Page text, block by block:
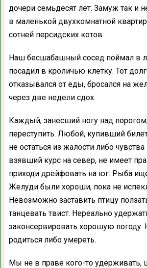
дочери семьдесят лет. Замуж так и
в маленькой двухкомнатной
сотней персидских котов.
Наш бесшабашный сосед поймал в
посадил в кроличью клетку. Тот
отказывался от еды, бросался на
через две недели сдох.
Каждый, занесший ногу над
переступить. Любой, купивший
не остаться из жалости либо
взявший курс на север, не имеет
приходи дрейфовать на юг. Рыба
Желуди были хороши, пока не
Невозможно заставить птицу
танцевать твист. Нереально
законсервировать хорошую погоду.
родиться либо умереть.
Мы не в праве кого-то удерживать,